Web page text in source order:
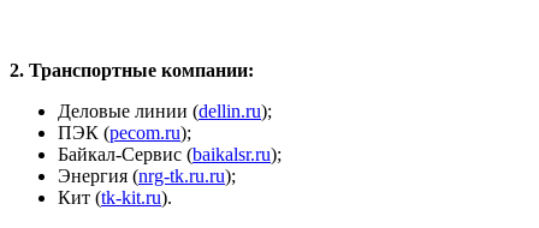
2. Транспортные компании:
Деловые линии (dellin.ru);
ПЭК (pecom.ru);
Байкал-Сервис (baikalsr.ru);
Энергия (nrg-tk.ru.ru);
Кит (tk-kit.ru).